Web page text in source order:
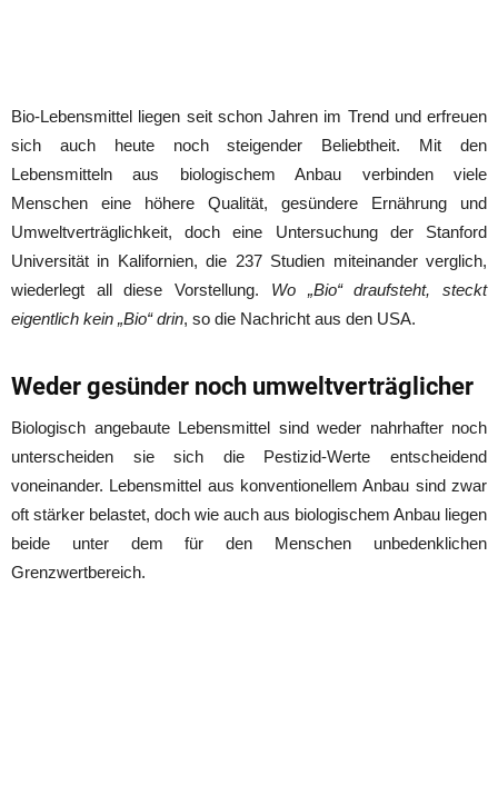
Bio-Lebensmittel liegen seit schon Jahren im Trend und erfreuen
sich auch heute noch steigender Beliebtheit. Mit den
Lebensmitteln aus biologischem Anbau verbinden viele
Menschen eine höhere Qualität, gesündere Ernährung und
Umweltverträglichkeit, doch eine Untersuchung der Stanford
Universität in Kalifornien, die 237 Studien miteinander verglich,
wiederlegt all diese Vorstellung. Wo „Bio“ draufsteht, steckt
eigentlich kein „Bio“ drin, so die Nachricht aus den USA.
Weder gesünder noch umweltverträglicher
Biologisch angebaute Lebensmittel sind weder nahrhafter noch
unterscheiden sie sich die Pestizid-Werte entscheidend
voneinander. Lebensmittel aus konventionellem Anbau sind zwar
oft stärker belastet, doch wie auch aus biologischem Anbau liegen
beide unter dem für den Menschen unbedenklichen
Grenzwertbereich.